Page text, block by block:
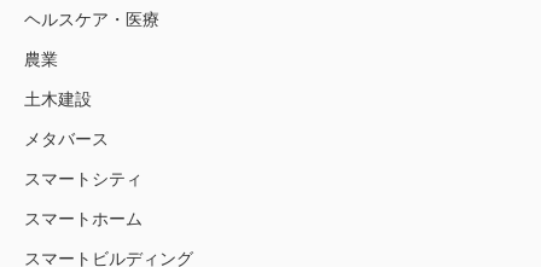
ヘルスケア・医療
農業
土木建設
メタバース
スマートシティ
スマートホーム
スマートビルディング